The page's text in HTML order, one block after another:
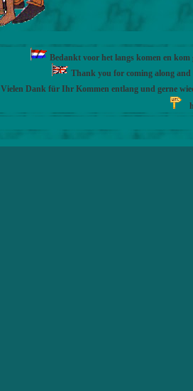
Bedankt voor het langs komen en
Thank you for coming along and
Vielen Dank für Ihr Kommen entlang und gerne